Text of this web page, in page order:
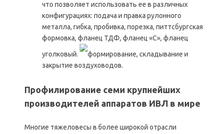
что позволяет использовать ее в различных
конфигурациях: подача и правка рулонного
металла, гибка, пробивка, порезка, питтсбургская
формовка, фланец ТДФ, фланец «С», фланец
уголковый.
формирование, складывание и
закрытие воздуховодов.
Профилирование семи крупнейших
производителей аппаратов ИВЛ в мире
Многие тяжеловесы в более широкой отрасли